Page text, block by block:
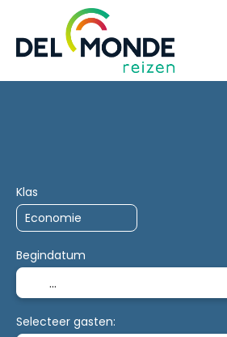
Klas
Begindatum
Selecteer gasten: